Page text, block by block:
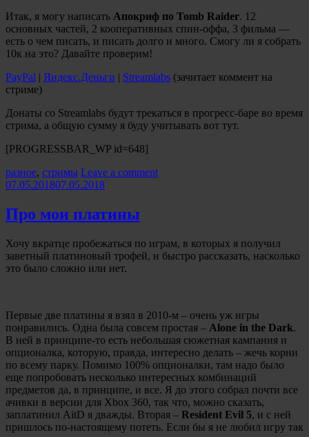
Итак, я могу написать Апокриф по Tomb Raider. 12
основных частей, 2 кооперативных спин-оффа, 3 фильма —
есть о чем писать, и писать долго и много. Смогу ли я собрать
10к на это? Давайте проверим!
PayPal | Яндекс.Деньги | Streamlabs (зачитает коммент на
стриме)
Донаты со Streamlabs будут трекаться в прогресс-баре во время
стрима, а общую сумму я буду учитывать вот тут.
[PROGRESSBAR_WP id=648]
Categories:
разное, стримы Leave a comment
07.05.201807.05.2018
Про мои платины
Хочу вкратце пробежаться по играм, в которых я получил
заветный платиновый трофей, и быстро рассказать, насколько
это было сложно или нет.
Первые две платины я взял в 2010-м – очень уж игры
понравились. Одна была совсем простая – Alone in the Dark.
В ней в принципе-то есть небольшая сюжетная кампания и
опционалка, которую, правда, интересно делать – жечь корни
по всему парку. Помимо 100% опционалки, там надо было
еще попробовать несколько интересных комбинаций
предметов да, в принципе, и все. Я до этого собрал почти все
ачивки в версии для Xbox 360, так что, можно сказать,
заплатинил AitD я дважды. Вторая – Resident Evil 5, и с ней
пришлось по-настоящему потеть. Если бы я не любил игру так